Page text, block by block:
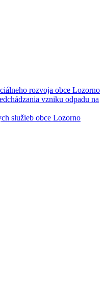
rozvoja obce Lozorno
vzniku odpadu na
služieb obce Lozorno